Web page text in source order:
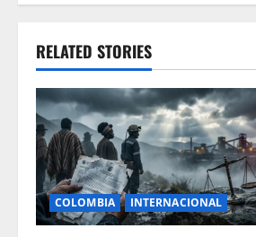
RELATED STORIES
COLOMBIA INTERNACIONAL